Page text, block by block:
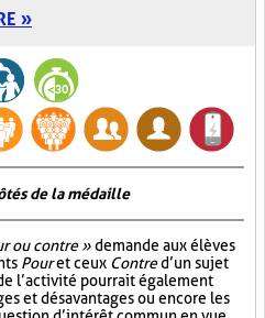
»
de la médaille
ou contre »demande aux élèves
Pouret ceux Contred’un sujet
l’activité pourrait également
et désavantages ou encore les